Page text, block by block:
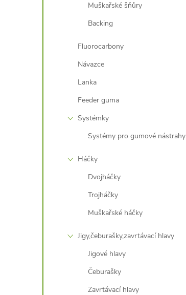
Muškařské šňůry
Backing
Fluorocarbony
Návazce
Lanka
Feeder guma
Systémky
Systémy pro gumové nástrahy
Háčky
Dvojháčky
Trojháčky
Muškařské háčky
Jigy,čeburašky,zavrtávací hlavy
Jigové hlavy
Čeburašky
Zavrtávací hlavy